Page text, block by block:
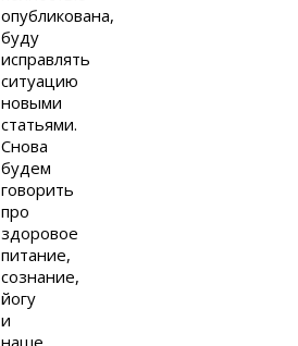
опубликована,
буду
исправлять
ситуацию
новыми
статьями.
Снова
будем
говорить
про
здоровое
питание,
сознание,
йогу
и